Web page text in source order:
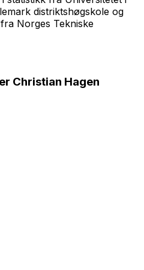
distriktshøgskole og
Norges Tekniske
Christian Hagen